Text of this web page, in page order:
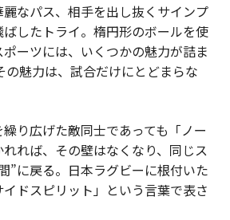
なパス、相手を出し抜くサインプ
したトライ。楕円形のボールを使
ーツには、いくつかの魅力が詰ま
の魅力は、試合だけにとどまらな
り広げた敵同士であっても「ノー
れば、その壁はなくなり、同じス
”に戻る。日本ラグビーに根付いた
ドスピリット」という言葉で表さ